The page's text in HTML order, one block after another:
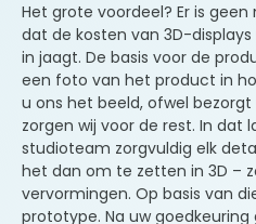
Het grote voordeel? Er is
dat de kosten van 3D-
in jaagt. De basis voor de
een foto van het product in
u ons het beeld, ofwel
zorgen wij voor de rest. In dat
studioteam zorgvuldig elk
het dan om te zetten in 3D –
vervormingen. Op basis van
prototype. Na uw